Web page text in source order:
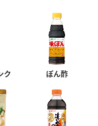
ク ぽん酢